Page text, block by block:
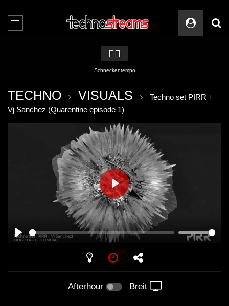
🏳️‍🌈
Schneckentempo
TECHNO VISUALS
Techno set PIRR +
Vj Sanchez (Quarentine episode 1)
PLAY
PLAY
Afterhour Breit